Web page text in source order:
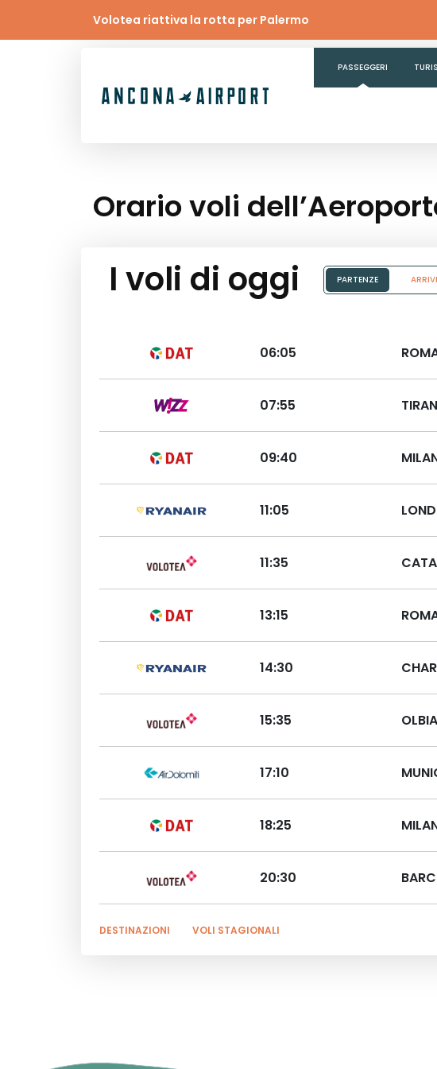
Volotea riattiva la rotta per Palermo
PASSEGGERI
Orario voli
I voli di oggi PARTENZE ARRIVI
06:05
07:55
09:40
11:05
11:35
13:15
14:30
15:35
17:10
18:25
20:30
DESTINAZIONI VOLI STAGIONALI